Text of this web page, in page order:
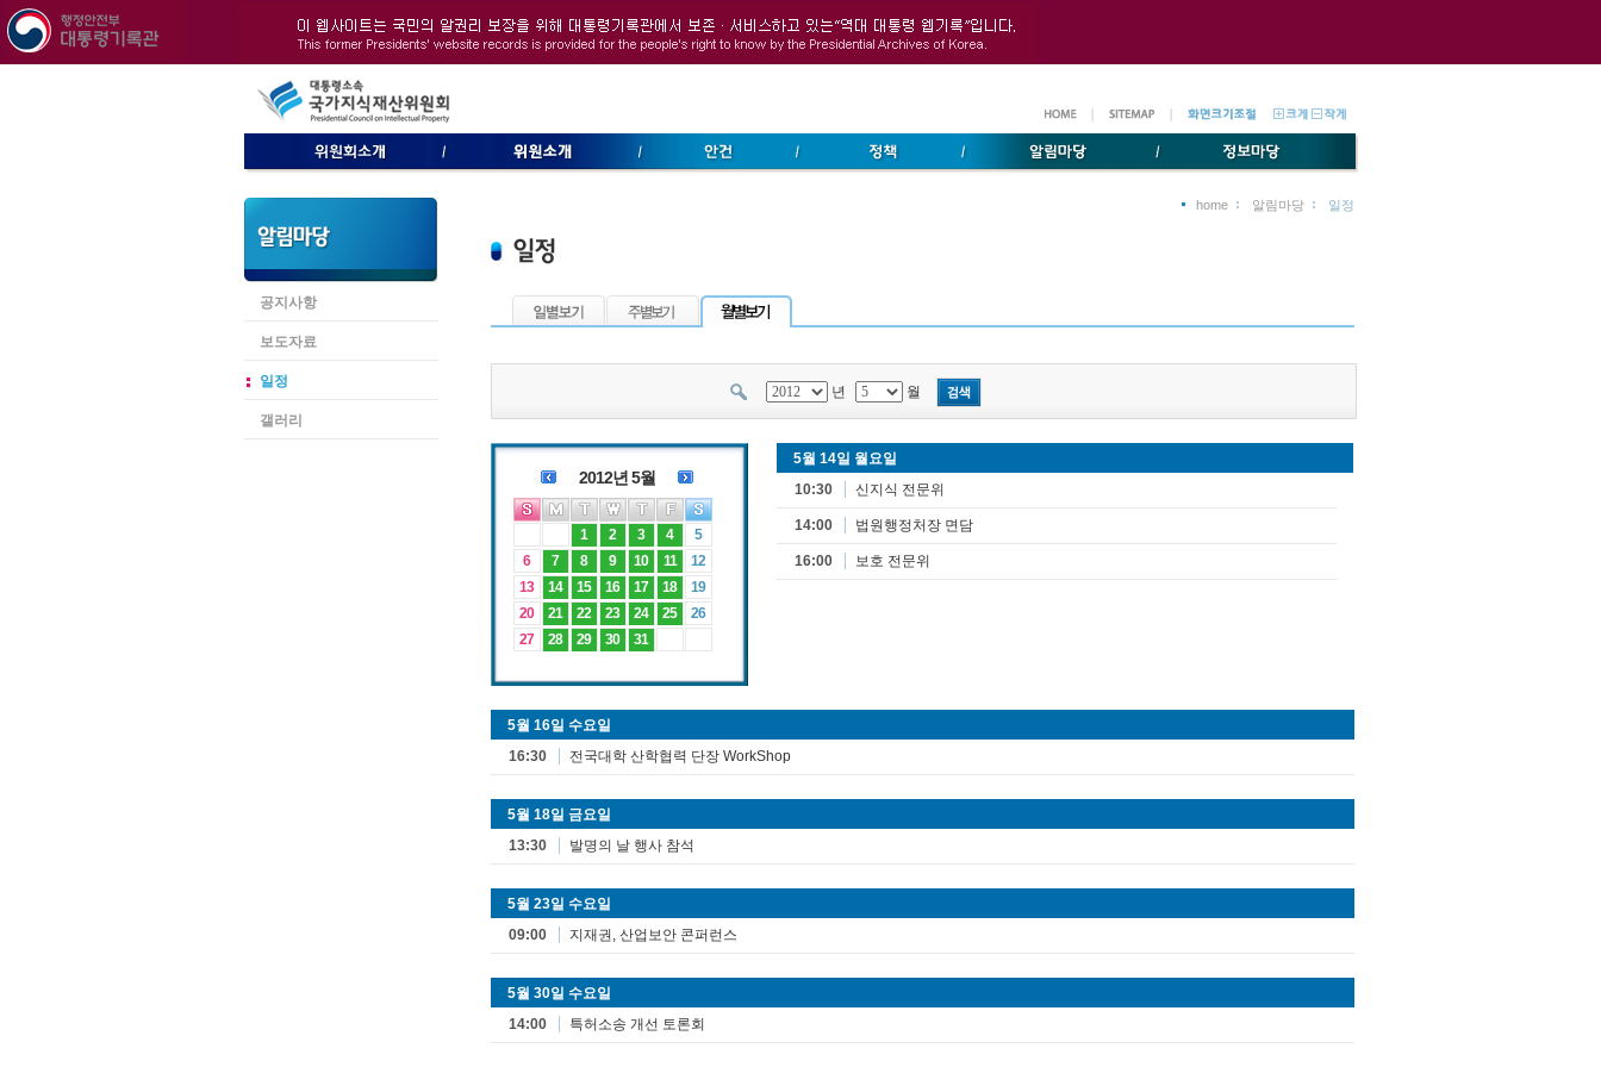
공지사항
보도자료
일정
갤러리
home 알림마당 일정
년 월
2012년 5월
1 2 3 4
5
6
7 8 9 10 11
12
13
14 15 16 17 18
19
20
21 22 23 24 25
26
27
28 29 30 31
5월 14일 월요일
10:30
신지식 전문위
14:00 법원행정처장 면담
16:00 보호 전문위
5월 16일 수요일
16:30
전국대학 산학협력 단장 WorkShop
5월 18일 금요일
13:30
발명의 날 행사 참석
5월 23일 수요일
09:00
지재권, 산업보안 콘퍼런스
5월 30일 수요일
14:00
특허소송 개선 토론회